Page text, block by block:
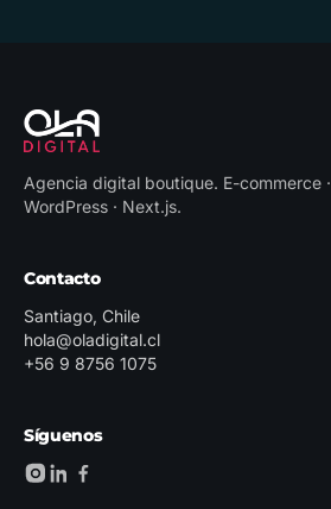
Agencia digital boutique. E-commerce ·
WordPress · Next.js.
Contacto
Santiago, Chile
hola@oladigital.cl
+56 9 8756 1075
Síguenos